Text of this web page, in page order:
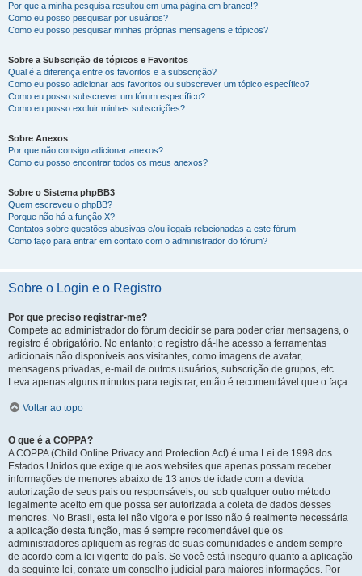
Por que a minha pesquisa resultou em uma página em branco!?
Como eu posso pesquisar por usuários?
Como eu posso pesquisar minhas próprias mensagens e tópicos?
Sobre a Subscrição de tópicos e Favoritos
Qual é a diferença entre os favoritos e a subscrição?
Como eu posso adicionar aos favoritos ou subscrever um tópico específico?
Como eu posso subscrever um fórum específico?
Como eu posso excluir minhas subscrições?
Sobre Anexos
Por que não consigo adicionar anexos?
Como eu posso encontrar todos os meus anexos?
Sobre o Sistema phpBB3
Quem escreveu o phpBB?
Porque não há a função X?
Contatos sobre questões abusivas e/ou ilegais relacionadas a este fórum
Como faço para entrar em contato com o administrador do fórum?
Sobre o Login e o Registro
Por que preciso registrar-me?
Compete ao administrador do fórum decidir se para poder criar mensagens, o
registro é obrigatório. No entanto; o registro dá-lhe acesso a ferramentas
adicionais não disponíveis aos visitantes, como imagens de avatar,
mensagens privadas, e-mail de outros usuários, subscrição de grupos, etc.
Leva apenas alguns minutos para registrar, então é recomendável que o faça.
Voltar ao topo
O que é a COPPA?
A COPPA (Child Online Privacy and Protection Act) é uma Lei de 1998 dos
Estados Unidos que exige que aos websites que apenas possam receber
informações de menores abaixo de 13 anos de idade com a devida
autorização de seus pais ou responsáveis, ou sob qualquer outro método
legalmente aceito em que possa ser autorizada a coleta de dados desses
menores. No Brasil, esta lei não vigora e por isso não é realmente necessária
a aplicação desta função, mas é sempre recomendável que os
administradores apliquem as regras de suas comunidades e andem sempre
de acordo com a lei vigente do país. Se você está inseguro quanto a aplicação
da seguinte lei, contate um conselho judicial para maiores informações. Por